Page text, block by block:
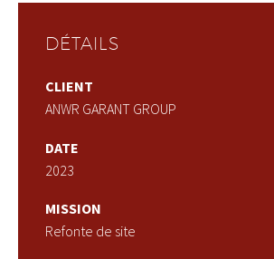
DÉTAILS
CLIENT
ANWR GARANT GROUP
DATE
2023
MISSION
Refonte de site